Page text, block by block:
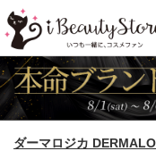
ダーマロジカ